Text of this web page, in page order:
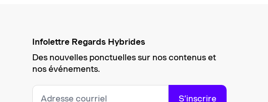
Infolettre Regards Hybrides
Des nouvelles ponctuelles sur nos contenus et
nos événements.
S’inscrire